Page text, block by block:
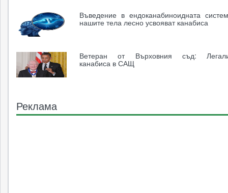
Въведение в ендоканабиноидната
нашите тела лесно усвояват канабиса
Ветеран от Върховния съд:
канабиса в САЩ
Реклама